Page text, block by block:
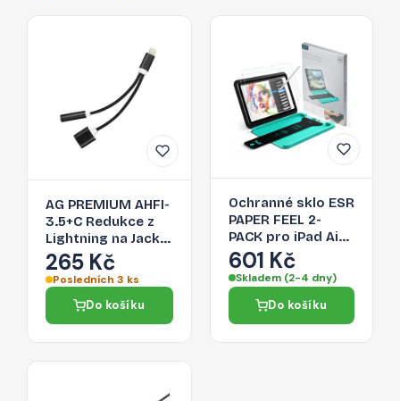
AG PREMIUM AHFI-
3.5+C Redukce z
Lightning na Jack
3,5/Lightning,
černá
265 Kč
Posledních 3 ks
Do košíku
Ochranné sklo ESR
PAPER FEEL 2-
PACK pro iPad Air
13" (1 / 2 / 3 2024-
2026) - clear
601 Kč
Skladem (2-4 dny)
Do košíku